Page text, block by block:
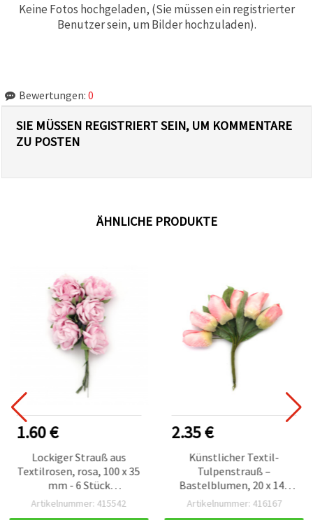
Keine Fotos hochgeladen, (Sie müssen ein registrierter
Benutzer sein, um Bilder hochzuladen).
Bewertungen: 0
SIE MÜSSEN REGISTRIERT SEIN, UM KOMMENTARE
ZU POSTEN
ÄHNLICHE PRODUKTE
1.60 €
Lockiger Strauß aus
Textilrosen, rosa, 100 x 35
mm - 6 Stück
(Bastelblumen, Deko)
Artikelnummer: 415542
2.35 €
Künstlicher Textil-
Tulpenstrauß –
Bastelblumen, 20 x 140
mm, hellrosa, 6 Stück
Artikelnummer: 416167